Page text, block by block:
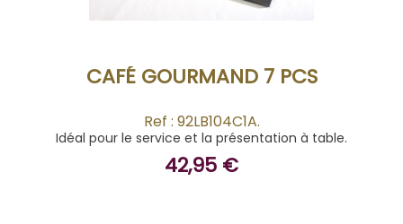
CAFÉ GOURMAND 7 PCS
Ref : 92LB104C1A.
Idéal pour le service et la présentation à table.
42,95 €